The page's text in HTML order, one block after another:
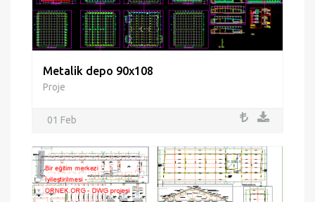
Metalik depo 90x108
Proje
01 Feb